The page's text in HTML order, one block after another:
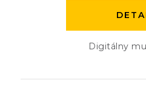
Digitálny